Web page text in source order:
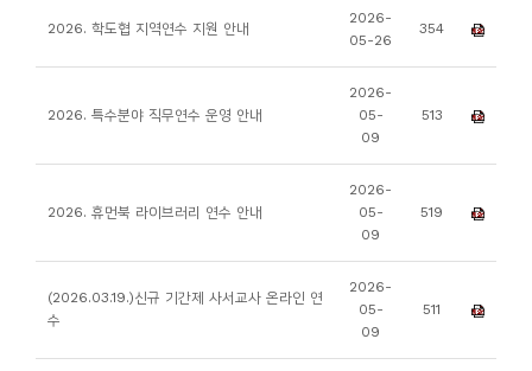
2026. 학도협 지역연수 지원 안내
2026-
05-26
354
2026. 특수분야 직무연수 운영 안내
2026-
05-
09
513
2026. 휴먼북 라이브러리 연수 안내
2026-
05-
09
519
(2026.03.19.)신규 기간제 사서교사 온라인 연
수
2026-
05-
09
511